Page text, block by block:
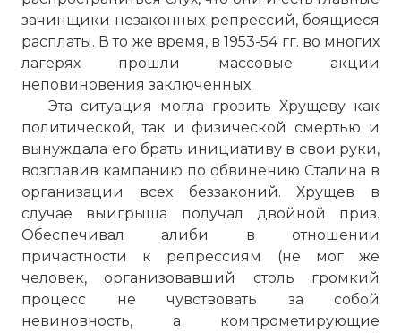
зачинщики незаконных репрессий, боящиеся
расплаты. В то же время, в 1953-54 гг. во многих
лагерях прошли массовые акции
неповиновения заключенных.
Эта ситуация могла грозить Хрущеву как
политической, так и физической смертью и
вынуждала его брать инициативу в свои руки,
возглавив кампанию по обвинению Сталина в
организации всех беззаконий. Хрущев в
случае выигрыша получал двойной приз.
Обеспечивал алиби в отношении
причастности к репрессиям (не мог же
человек, организовавший столь громкий
процесс не чувствовать за собой
невиновность, а компрометирующие